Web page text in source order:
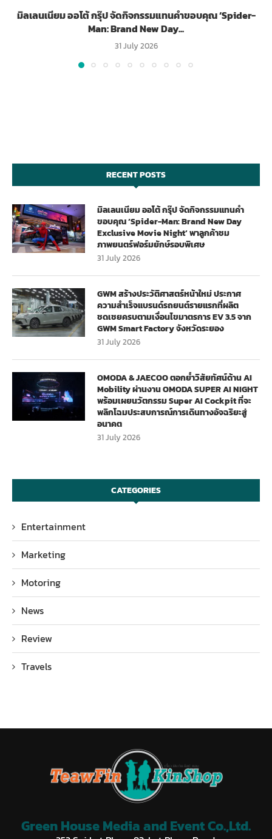
มิลเลนเนียม ออโต้ กรุ๊ป จัดกิจกรรมแทนคำขอบคุณ ‘Spider-
Man: Brand New Day...
31 July 2026
RECENT POSTS
มิลเลนเนียม ออโต้ กรุ๊ป จัดกิจกรรมแทนคำ
ขอบคุณ ‘Spider-Man: Brand New Day
Exclusive Movie Night’ พาลูกค้าชม
ภาพยนตร์ฟอร์มยักษ์รอบพิเศษ
31 July 2026
GWM สร้างประวัติศาสตร์หน้าใหม่ ประกาศ
ความสำเร็จแบรนด์รถยนต์รายแรกที่ผลิต
ชดเชยครบตามเงื่อนไขมาตรการ EV 3.5 จาก
GWM Smart Factory จังหวัดระยอง
31 July 2026
OMODA & JAECOO ตอกย้ำวิสัยทัศน์ด้าน AI
Mobility ผ่านงาน OMODA SUPER AI NIGHT
พร้อมเผยนวัตกรรม Super AI Cockpit ที่จะ
พลิกโฉมประสบการณ์การเดินทางอัจฉริยะสู่
อนาคต
31 July 2026
CATEGORIES
Entertainment
Marketing
Motoring
News
Review
Travels
Green House Media and Event Co.,Ltd.